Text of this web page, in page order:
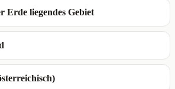
Erde liegendes Gebiet